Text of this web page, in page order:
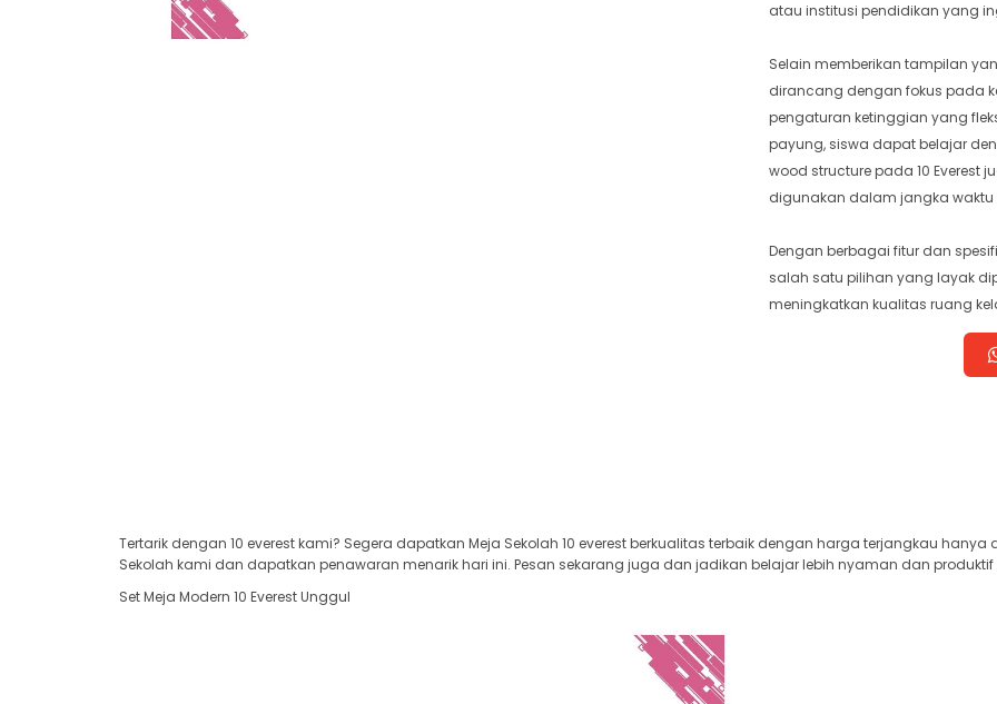
atau institusi pendidikan yang
Selain memberikan tampilan
dirancang dengan fokus pada
pengaturan ketinggian yang
payung, siswa dapat belajar
wood structure pada 10
digunakan dalam jangka
Dengan berbagai fitur dan
salah satu pilihan yang layak
meningkatkan kualitas ruang
Tertarik dengan 10 everest kami? Segera dapatkan Meja Sekolah 10 everest berkualitas terbaik dengan harga terjangkau
Sekolah kami dan dapatkan penawaran menarik hari ini. Pesan sekarang juga dan jadikan belajar lebih nyaman dan
Set Meja Modern 10 Everest Unggul